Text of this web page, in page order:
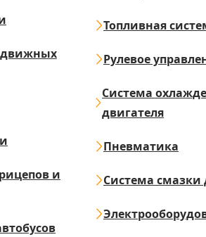
и
Топливная
Рулевое
Система
двигателя
Пневматика
Система смазки